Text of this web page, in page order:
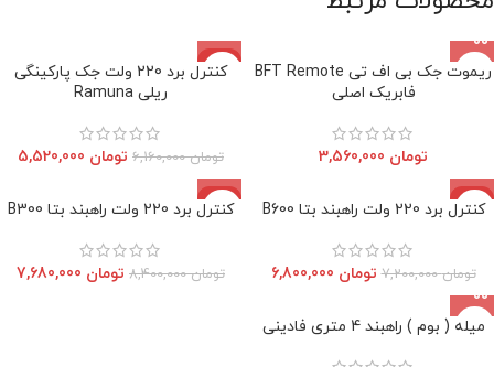
ریموت جک بی اف تی BFT Remote
فابریک اصلی
تومان
-10%
اتمام موجودی
کنترل برد 220 ولت جک پارکینگی
ریلی Ramuna
تومان6,160,000 تومان
-6%
اتمام موجودی
کنترل برد 220 ولت راهبند بتا B600
تومان7,200,000 تومان
-9%
اتمام موجودی
کنترل برد 220 ولت راهبند بتا B300
تومان8,400,000 تومان
میله ( بوم ) راهبند 4 متری فادینی